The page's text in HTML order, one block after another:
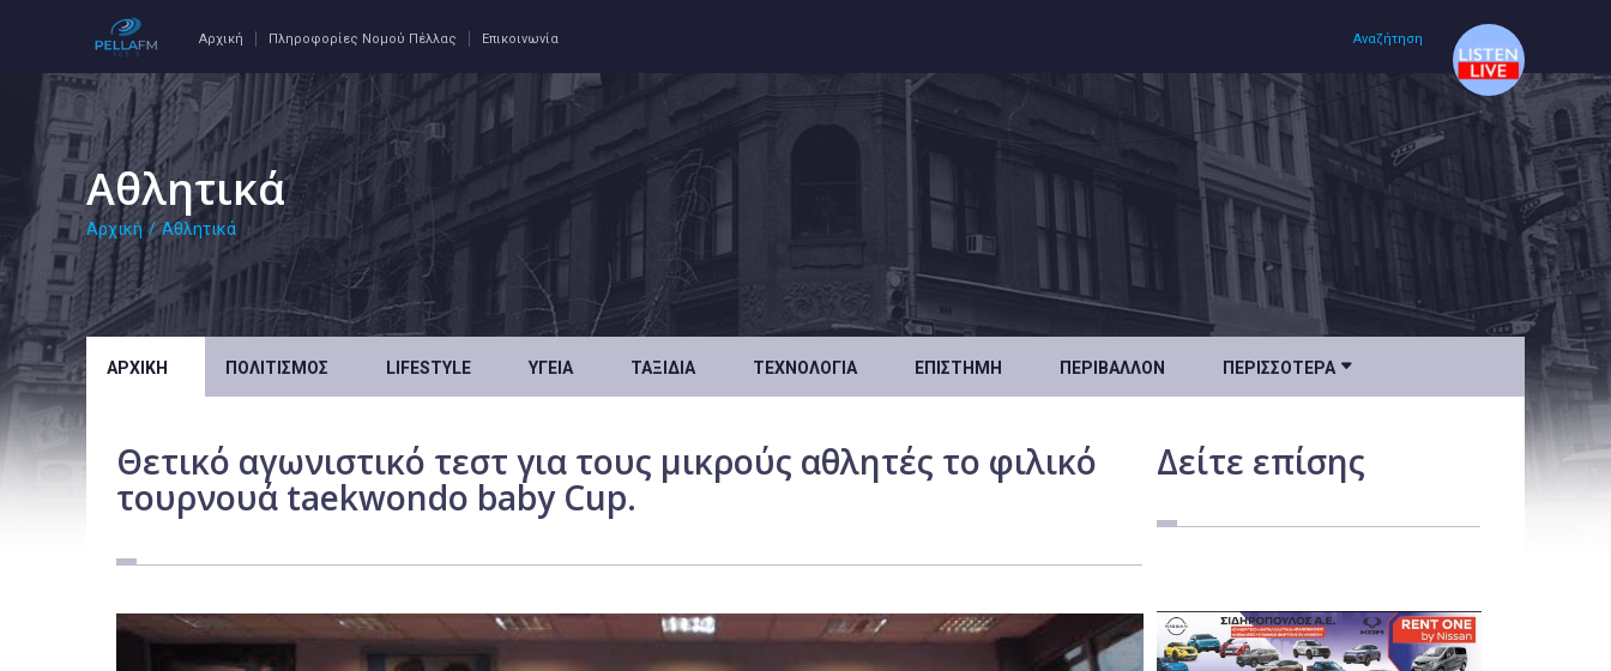
Αρχική Πληροφορίες Νομού Πέλλας Επικοινωνία Αναζήτηση
Αθλητικά
Αρχική / Αθλητικά
ΑΡΧΙΚΉ ΠΟΛΙΤΙΣΜΌΣ LIFESTYLE ΥΓΕΊΑ ΤΑΞΊΔΙΑ ΤΕΧΝΟΛΟΓΊΑ ΕΠΙΣΤΉΜΗ ΠΕΡΙΒΆΛΛΟΝ ΠΕΡΙΣΣΌΤΕΡΑ 
Θετικό αγωνιστικό τεστ για τους μικρούς αθλητές το φιλικό
τουρνουά taekwondo baby Cup.
Δείτε επίσης
Αρχική
Πολιτισμός
Υγεία
Ταξίδια
Επιστήμη
Περιβάλλον
Κόσμος